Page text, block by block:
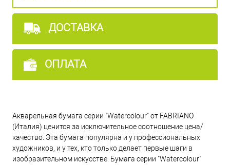
ДОСТАВКА
ОПЛАТА
Акварельная бумага серии "Watercolour" от FABRIANO
(Италия) ценится за исключительное соотношение цена/
качество. Эта бумага популярна и у профессиональных
художников, и у тех, кто только делает первые шаги в
изобразительном искусстве. Бумага серии "Watercolour"